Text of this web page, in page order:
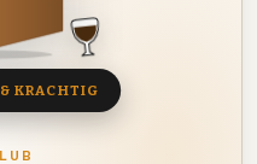
KRACHTIG